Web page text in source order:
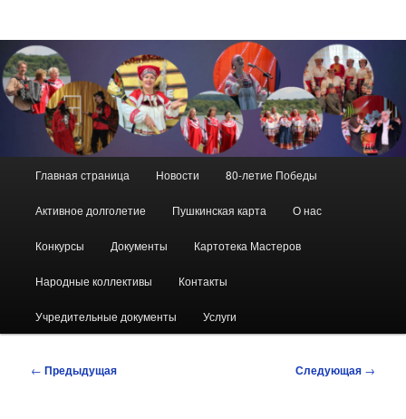
Главная страница Новости 80-летие Победы
Активное долголетие Пушкинская карта О нас
Конкурсы Документы Картотека Мастеров
Народные коллективы Контакты
Учредительные документы Услуги
Навигация
← Предыдущая Следующая →